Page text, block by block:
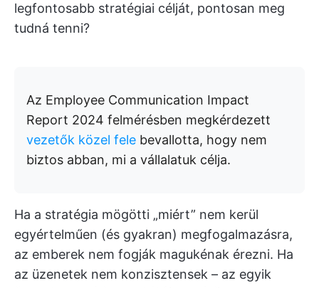
legfontosabb stratégiai célját, pontosan meg
tudná tenni?
Az Employee Communication Impact
Report 2024 felmérésben megkérdezett
vezetők közel fele bevallotta, hogy nem
biztos abban, mi a vállalatuk célja.
Ha a stratégia mögötti „miért” nem kerül
egyértelműen (és gyakran) megfogalmazásra,
az emberek nem fogják magukénak érezni. Ha
az üzenetek nem konzisztensek – az egyik